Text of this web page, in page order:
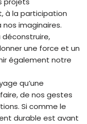
à la participation
imaginaires.
une force et un
également notre
qu’une
de nos gestes
Si comme le
durable est avant